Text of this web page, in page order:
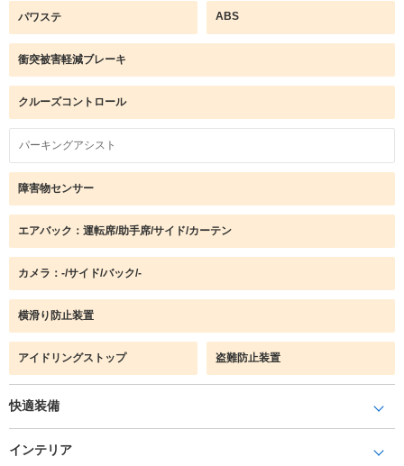
パワステ ABS
衝突被害軽減ブレーキ
クルーズコントロール
パーキングアシスト
障害物センサー
エアバック：運転席/助手席/サイド/カーテン
カメラ：-/サイド/バック/-
横滑り防止装置
アイドリングストップ 盗難防止装置
快適装備
インテリア